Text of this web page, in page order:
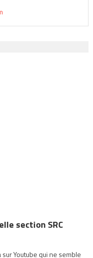
section SRC
Youtube qui ne semble